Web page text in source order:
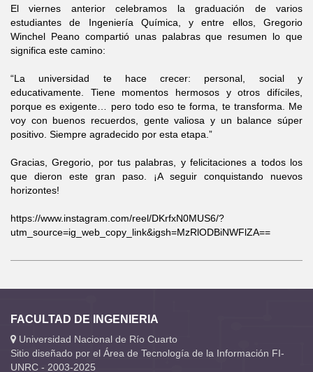
El viernes anterior celebramos la graduación de varios
estudiantes de Ingeniería Química, y entre ellos, Gregorio
Winchel Peano compartió unas palabras que resumen lo que
significa este camino:
“La universidad te hace crecer: personal, social y
educativamente. Tiene momentos hermosos y otros difíciles,
porque es exigente… pero todo eso te forma, te transforma. Me
voy con buenos recuerdos, gente valiosa y un balance súper
positivo. Siempre agradecido por esta etapa.”
Gracias, Gregorio, por tus palabras, y felicitaciones a todos los
que dieron este gran paso. ¡A seguir conquistando nuevos
horizontes!
https://www.instagram.com/reel/DKrfxN0MUS6/?
utm_source=ig_web_copy_link&igsh=MzRlODBiNWFlZA==
FACULTAD DE INGENIERIA
Universidad Nacional de Río Cuarto
Sitio diseñado por el Área de Tecnología de la Información FI-
UNRC - 2003-2025